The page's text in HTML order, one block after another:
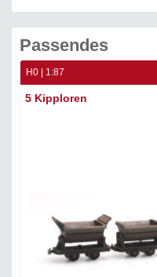
Passendes
H0 | 1:87
5 Kipploren